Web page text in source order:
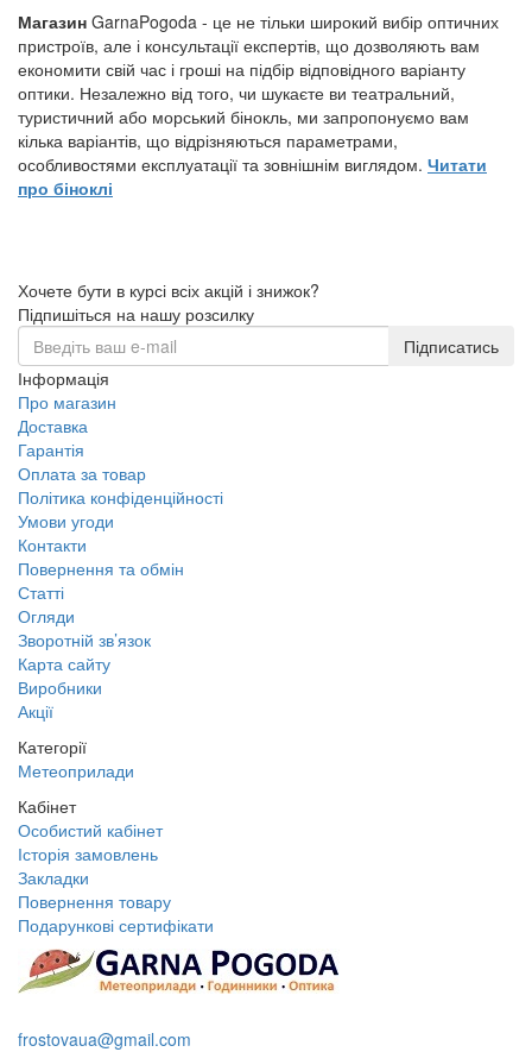
Магазин GarnaPogoda - це не тільки широкий вибір оптичних
пристроїв, але і консультації експертів, що дозволяють вам
економити свій час і гроші на підбір відповідного варіанту
оптики. Незалежно від того, чи шукаєте ви театральний,
туристичний або морський бінокль, ми запропонуємо вам
кілька варіантів, що відрізняються параметрами,
особливостями експлуатації та зовнішнім виглядом. Читати
про біноклі
Хочете бути в курсі всіх акцій і знижок?
Підпишіться на нашу розсилку
Підписатись
Інформація
Про магазин
Доставка
Гарантія
Оплата за товар
Політика конфіденційності
Умови угоди
Контакти
Повернення та обмін
Статті
Огляди
Зворотній зв’язок
Карта сайту
Виробники
Акції
Категорії
Метеоприлади
Кабінет
Особистий кабінет
Історія замовлень
Закладки
Повернення товару
Подарункові сертифікати
frostovaua@gmail.com